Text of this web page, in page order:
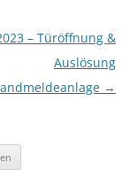
– Türöffnung &
Auslösung
→